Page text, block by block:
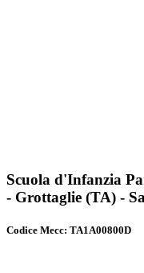
Scuola d'Infanzia
- Grottaglie (TA) -
Codice Mecc: TA1A00800D